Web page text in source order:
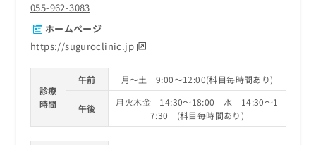
055-962-3083
ホームページ
https://suguroclinic.jp
診療
時間
午前 月～土 9:00～12:00(科目毎時間あり)
午後
月火木金 14:30～18:00 水 14:30～1
7:30 (科目毎時間あり)